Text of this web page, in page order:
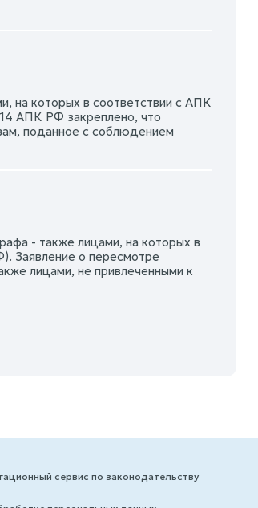
на которых в соответствии с АПК
АПК РФ закреплено, что
поданное с соблюдением
- также лицами, на которых в
Заявление о пересмотре
лицами, не привлеченными к
сервис по законодательству